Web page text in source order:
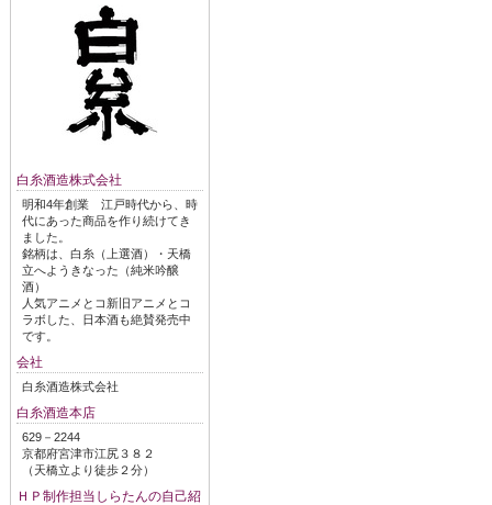
白糸酒造株式会社
明和4年創業 江戸時代から、時
代にあった商品を作り続けてき
ました。
銘柄は、白糸（上選酒）・天橋
立へようきなった（純米吟醸
酒）
人気アニメとコ新旧アニメとコ
ラボした、日本酒も絶賛発売中
です。
会社
白糸酒造株式会社
白糸酒造本店
629－2244
京都府宮津市江尻３８２
（天橋立より徒歩２分）
ＨＰ制作担当しらたんの自己紹